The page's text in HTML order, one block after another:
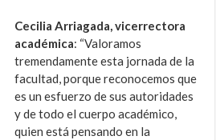
Cecilia Arriagada, vicerrectora
académica: “Valoramos
tremendamente esta jornada de la
facultad, porque reconocemos que
es un esfuerzo de sus autoridades
y de todo el cuerpo académico,
quien está pensando en la